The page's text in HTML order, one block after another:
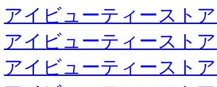
アイビューティースト
アイビューティースト
アイビューティースト